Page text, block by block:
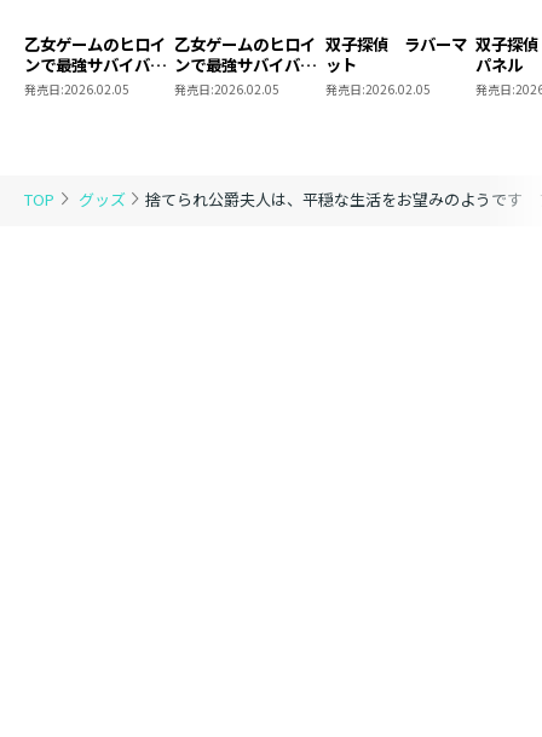
TOP グッズ 捨てられ公爵夫人は、平穏な生活をお望みのようです
乙女ゲームのヒロイ
ンで最強サバイバ
ル アクリルパネル
発売日:2026.02.05
乙女ゲームのヒロイ
ンで最強サバイバ
ル ラバーマット
発売日:2026.02.05
双子探偵 ラバーマ
ット
発売日:2026.02.05
双子探
パネル
発売日: